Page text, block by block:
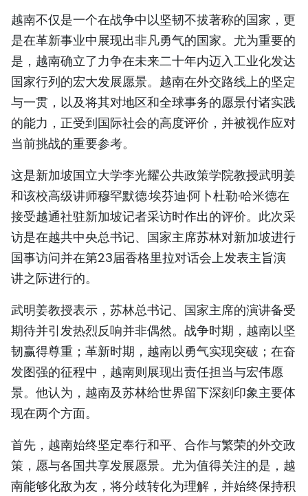
视频
人民报社简介
TIẾNG VIỆT
ENGLISH
FRANÇAIS
РУССКИЙ
ESPAÑOL
越南不仅是一个在战争中以坚韧不拔著称的国家，更
是在革新事业中展现出非凡勇气的国家。尤为重要的
是，越南确立了力争在未来二十年内迈入工业化发达
国家行列的宏大发展愿景。越南在外交路线上的坚定
与一贯，以及将其对地区和全球事务的愿景付诸实践
的能力，正受到国际社会的高度评价，并被视作应对
当前挑战的重要参考。
这是新加坡国立大学李光耀公共政策学院教授武明姜
和该校高级讲师穆罕默德·埃芬迪·阿卜杜勒·哈米德在
接受越通社驻新加坡记者采访时作出的评价。此次采
访是在越共中央总书记、国家主席苏林对新加坡进行
国事访问并在第23届香格里拉对话会上发表主旨演
讲之际进行的。
武明姜教授表示，苏林总书记、国家主席的演讲备受
期待并引发热烈反响并非偶然。战争时期，越南以坚
韧赢得尊重；革新时期，越南以勇气实现突破；在奋
发图强的征程中，越南则展现出责任担当与宏伟愿
景。他认为，越南及苏林给世界留下深刻印象主要体
现在两个方面。
首先，越南始终坚定奉行和平、合作与繁荣的外交政
策，愿与各国共享发展愿景。尤为值得关注的是，越
南能够化敌为友，将分歧转化为理解，并始终保持积